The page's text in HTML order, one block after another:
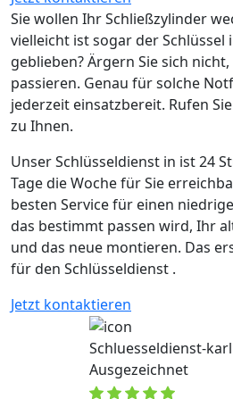
Sie wollen Ihr Schließzylinder
vielleicht ist sogar der Schlüssel
geblieben? Ärgern Sie sich
passieren. Genau für solche
jederzeit einsatzbereit. Rufen
zu Ihnen.
Unser Schlüsseldienst in ist 24
Tage die Woche für Sie
besten Service für einen
das bestimmt passen wird, Ihr
und das neue montieren. Das
für den Schlüsseldienst .
Jetzt kontaktieren
Schluesseldienst-
Ausgezeichnet